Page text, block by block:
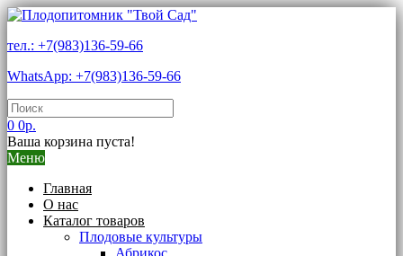
тел.: +7(983)136-59-66
WhatsApp: +7(983)136-59-66
0 0р.
Ваша корзина пуста!
Меню
Главная
О нас
Каталог товаров
Плодовые культуры
Абрикос